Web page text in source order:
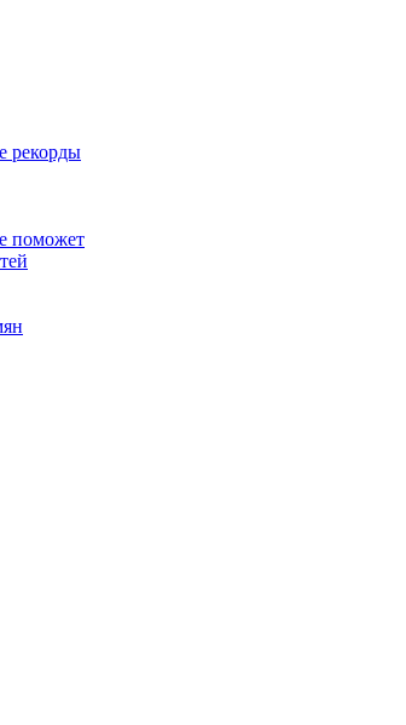
рекорды
поможет